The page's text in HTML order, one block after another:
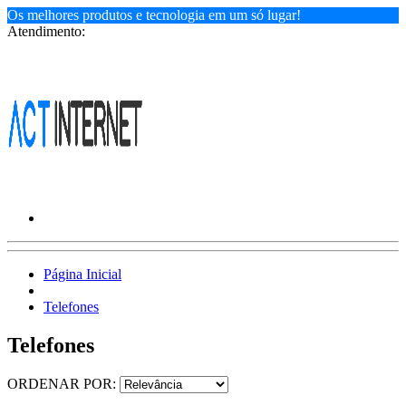
Os melhores produtos e tecnologia em um só lugar!
Atendimento:
Página Inicial
Telefones
Telefones
ORDENAR POR: